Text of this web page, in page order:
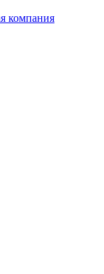
компания